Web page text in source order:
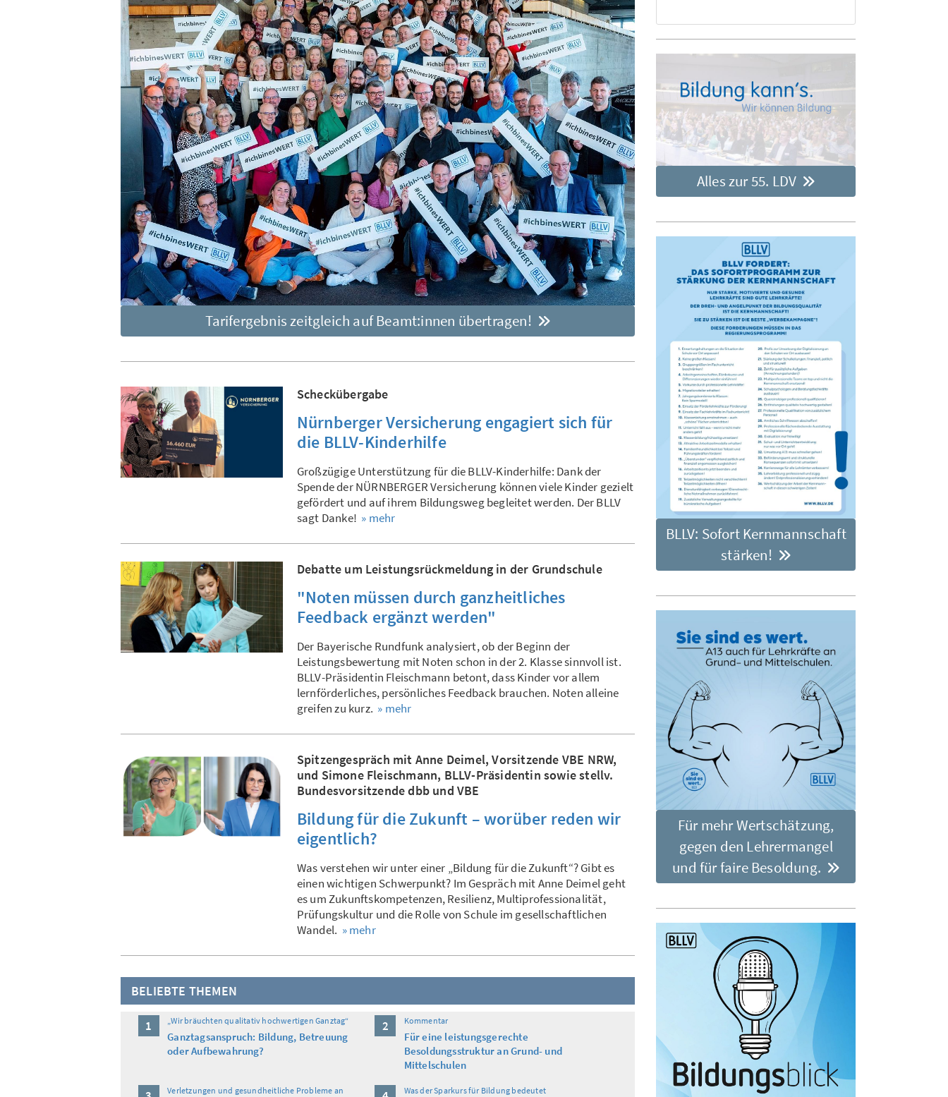
Tarifergebnis zeitgleich auf Beamt:innen übertragen!
Scheckübergabe
Nürnberger Versicherung engagiert sich für
die BLLV-Kinderhilfe
Großzügige Unterstützung für die BLLV-Kinderhilfe: Dank der
Spende der NÜRNBERGER Versicherung können viele Kinder gezielt
gefördert und auf ihrem Bildungsweg begleitet werden. Der BLLV
sagt Danke! » mehr
Debatte um Leistungsrückmeldung in der Grundschule
"Noten müssen durch ganzheitliches
Feedback ergänzt werden"
Der Bayerische Rundfunk analysiert, ob der Beginn der
Leistungsbewertung mit Noten schon in der 2. Klasse sinnvoll ist.
BLLV-Präsidentin Fleischmann betont, dass Kinder vor allem
lernförderliches, persönliches Feedback brauchen. Noten alleine
greifen zu kurz. » mehr
Spitzengespräch mit Anne Deimel, Vorsitzende VBE NRW,
und Simone Fleischmann, BLLV-Präsidentin sowie stellv.
Bundesvorsitzende dbb und VBE
Bildung für die Zukunft – worüber reden wir
eigentlich?
Was verstehen wir unter einer „Bildung für die Zukunft“? Gibt es
einen wichtigen Schwerpunkt? Im Gespräch mit Anne Deimel geht
es um Zukunftskompetenzen, Resilienz, Multiprofessionalität,
Prüfungskultur und die Rolle von Schule im gesellschaftlichen
Wandel. » mehr
BELIEBTE THEMEN
1 „Wir bräuchten qualitativ hochwertigen Ganztag“
Ganztagsanspruch: Bildung, Betreuung
oder Aufbewahrung?
2 Kommentar
Für eine leistungsgerechte
Besoldungsstruktur an Grund- und
Mittelschulen
Verletzungen und gesundheitliche Probleme an
Was der Sparkurs für Bildung bedeutet
Alles zur 55. LDV
BLLV: Sofort Kernmannschaft
stärken!
Für mehr Wertschätzung,
gegen den Lehrermangel
und für faire Besoldung.